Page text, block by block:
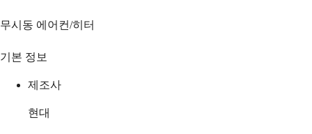
무시동 에어컨/히터
기본 정보
제조사
현대